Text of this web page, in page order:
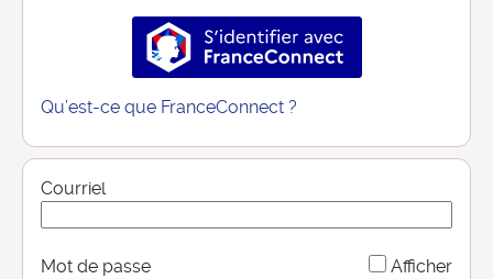
S’identifier avec
Qu’est-ce que FranceConnect ?
Courriel
Mot de passe Afficher